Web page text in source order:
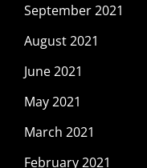
September 2021
August 2021
June 2021
May 2021
March 2021
February 2021